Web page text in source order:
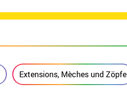
Extensions, Mèches und Zöpfe